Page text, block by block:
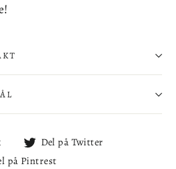
Del
på
Del på Twitter
på Pintrest